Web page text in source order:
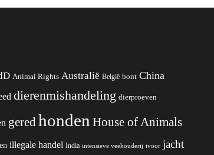
Animal Rights Australië België bont China
dierenmishandeling dierproeven
geredhonden House of Animals
illegale handel India intensieve veehouderij ivoor jacht